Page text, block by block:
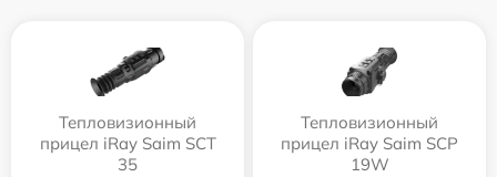
Тепловизионный
прицел iRay Saim SCT
35
Тепловизионный
прицел iRay Saim SCP
19W